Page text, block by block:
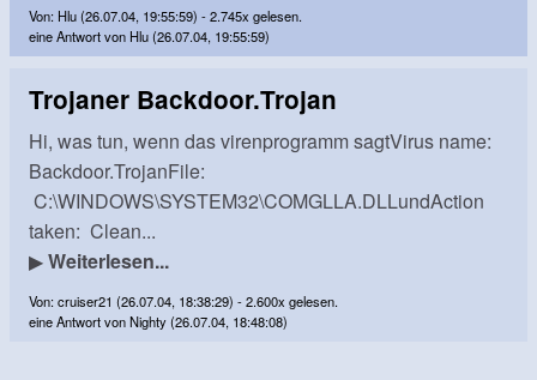
Von: Hlu (26.07.04, 19:55:59) - 2.745x gelesen.
eine Antwort von Hlu (26.07.04, 19:55:59)
Trojaner Backdoor.Trojan
Hi, was tun, wenn das virenprogramm sagtVirus name:
Backdoor.TrojanFile:
C:\WINDOWS\SYSTEM32\COMGLLA.DLLundAction
taken: Clean...
▶Weiterlesen...
Von: cruiser21 (26.07.04, 18:38:29) - 2.600x gelesen.
eine Antwort von Nighty (26.07.04, 18:48:08)